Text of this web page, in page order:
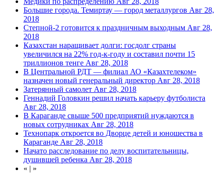
Большие города. Темиртау — город металлургов Авг 28,
2018
Степной-2 готовится к праздничным выходным Авг 28,
2018
Казахстан наращивает долги: госдолг страны
увеличился на 22% год-к-году и составил почти 15
триллионов тенге Авг 28, 2018
В Центральной РДТ — филиал АО «Казахтелеком»
назначен новый генеральный директор Авг 28, 2018
Затерянный самолет Авг 28, 2018
Геннадий Головкин решил начать карьеру футболиста
Авг 28, 2018
В Караганде свыше 500 предприятий нуждаются в
новых сотрудниках Авг 28, 2018
Технопарк откроется во Дворце детей и юношества в
Караганде Авг 28, 2018
Начато расследование по делу воспитательницы,
душившей ребенка Авг 28, 2018
« | »